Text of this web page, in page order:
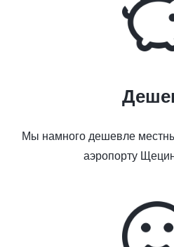
Мы намного дешевле
аэропорту